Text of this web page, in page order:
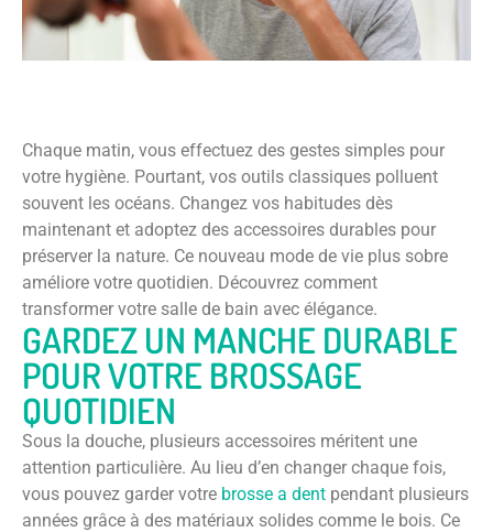
Chaque matin, vous effectuez des gestes simples pour
votre hygiène. Pourtant, vos outils classiques polluent
souvent les océans. Changez vos habitudes dès
maintenant et adoptez des accessoires durables pour
préserver la nature. Ce nouveau mode de vie plus sobre
améliore votre quotidien. Découvrez comment
transformer votre salle de bain avec élégance.
GARDEZ UN MANCHE DURABLE
POUR VOTRE BROSSAGE
QUOTIDIEN
Sous la douche, plusieurs accessoires méritent une
attention particulière. Au lieu d’en changer chaque fois,
vous pouvez garder votre brosse a dent pendant plusieurs
années grâce à des matériaux solides comme le bois. Ce